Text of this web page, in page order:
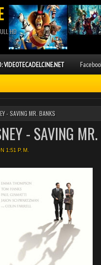
HD
VIDEOTECADELCINE.NET
- SAVING MR. BANKS
- SAVING
1:51 P. M.